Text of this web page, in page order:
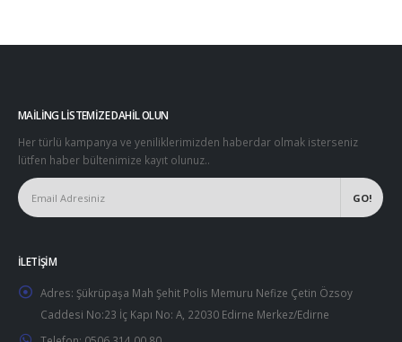
MAILING LISTEMIZE DAHIL OLUN
Her türlü kampanya ve yeniliklerimizden haberdar olmak isterseniz
lütfen haber bültenimize kayıt olunuz..
İLETIŞIM
Adres: Şükrüpaşa Mah Şehit Polis Memuru Nefize Çetin Özsoy
Caddesi No:23 İç Kapı No: A, 22030 Edirne Merkez/Edirne